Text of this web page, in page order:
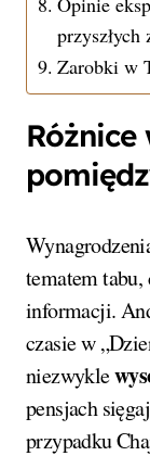
przyszłych
Zarobki w
tematem
informacji.
czasie w
niezwykle
pensjach
przypadku